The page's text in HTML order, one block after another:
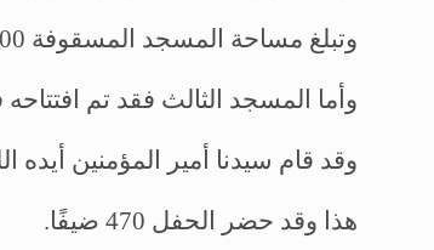
وتبلغ مساحة المسجد المسقوفة 1400 مترًا مربعًا، كما تم تعمير دار تبليغ بجانبه.
وأما المسجد الثالث فقد تم افتتاحه في 28 يونيو / حزيران في حفل ترأسه مولانا سعيد الرحمن كذلك، وقد قام بعض الضيوف بالتعبير عن انطباعاتهم بعد
وقد قام سيدنا أمير المؤمنين أيده
هذا وقد حضر الحفل 470 ضيفًا.